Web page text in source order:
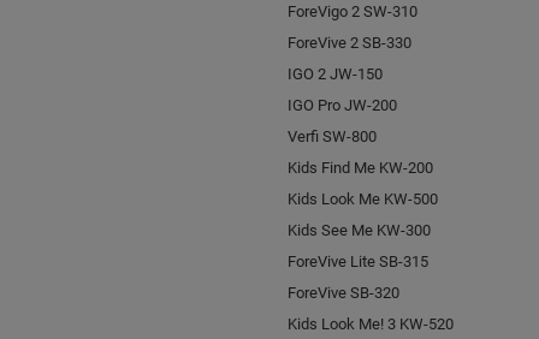
ForeVigo 2 SW-310
ForeVive 2 SB-330
IGO 2 JW-150
IGO Pro JW-200
Verfi SW-800
Kids Find Me KW-200
Kids Look Me KW-500
Kids See Me KW-300
ForeVive Lite SB-315
ForeVive SB-320
Kids Look Me! 3 KW-520